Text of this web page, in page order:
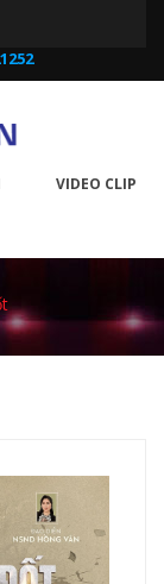
VIDEO CLIP